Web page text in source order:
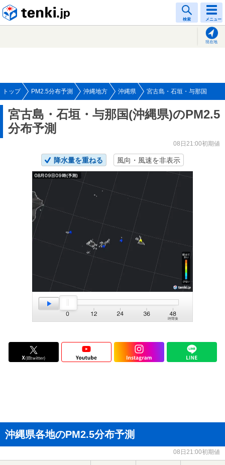
検索 メニュー
現在地
トップ PM2.5分布予測 沖縄地方 沖縄県 宮古島・石垣・与那国
宮古島・石垣・与那国(沖縄県)のPM2.5
分布予測
08日21:00初期値
降水量を重ねる 風向・風速を非表示
沖縄県各地のPM2.5分布予測
08日21:00初期値